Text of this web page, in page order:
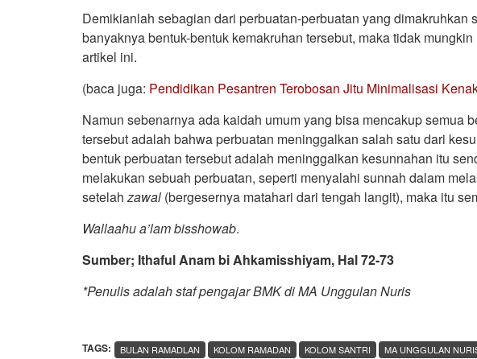
Demikianlah sebagian dari perbuatan-perbuatan yang dimakruhkan
banyaknya bentuk-bentuk kemakruhan tersebut, maka tidak
artikel ini.
(baca juga: Pendidikan Pesantren Terobosan Jitu Minimalisasi
Namun sebenarnya ada kaidah umum yang bisa mencakup semua
tersebut adalah bahwa perbuatan meninggalkan salah satu dari
bentuk perbuatan tersebut adalah meninggalkan kesunnahan itu
melakukan sebuah perbuatan, seperti menyalahi sunnah dalam
setelahzawal (bergesernya matahari dari tengah langit), maka itu
Wallaahu a’lam bisshowab.
Sumber; Ithaful Anam bi Ahkamisshiyam, Hal 72-73
*Penulis adalah staf pengajar BMK di MA Unggulan Nuris
TAGS: BULAN RAMADLAN KOLOM RAMADAN KOLOM SANTRI MA UNGGULAN